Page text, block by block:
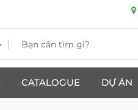
CATALOGUE DỰ ÁN